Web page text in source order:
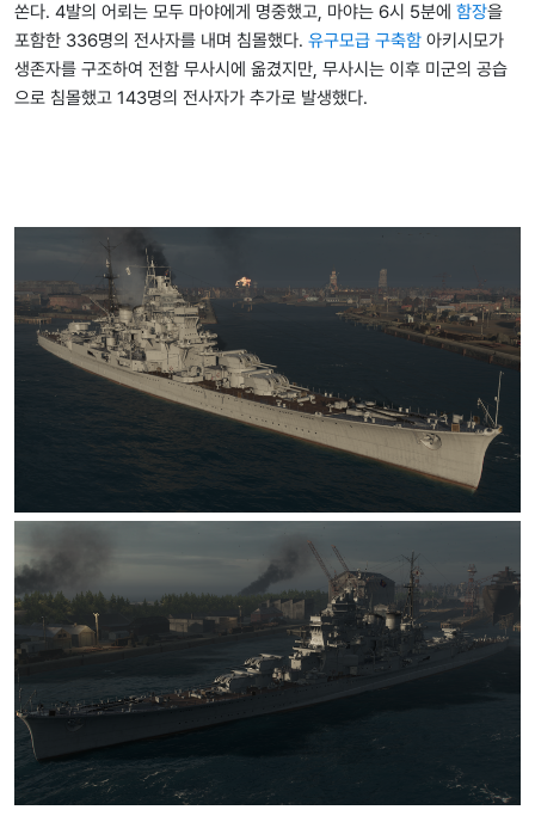
쏜다. 4발의 어뢰는 모두 마야에게 명중했고, 마야는 6시 5분에 함장을
포함한 336명의 전사자를 내며 침몰했다. 유구모급 구축함 아키시모가
생존자를 구조하여 전함 무사시에 옮겼지만, 무사시는 이후 미군의 공습
으로 침몰했고 143명의 전사자가 추가로 발생했다.